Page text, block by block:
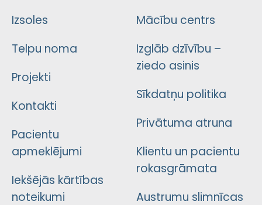
Izsoles
Telpu noma
Projekti
Kontakti
Pacientu
apmeklējumi
Iekšējās kārtības
noteikumi
Mācību centrs
Izglāb dzīvību –
ziedo asinis
Sīkdatņu politika
Privātuma atruna
Klientu un pacientu
rokasgrāmata
Austrumu slimnīcas